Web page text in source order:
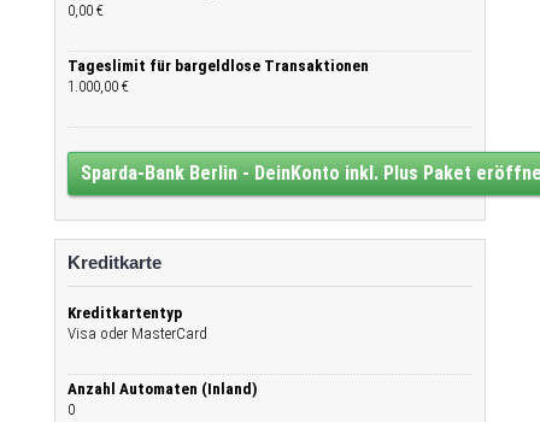
0,00 €
Tageslimit für bargeldlose Transaktionen
1.000,00 €
Sparda-Bank Berlin - DeinKonto inkl. Plus Paket
Kreditkarte
Kreditkartentyp
Visa oder MasterCard
Anzahl Automaten (Inland)
0